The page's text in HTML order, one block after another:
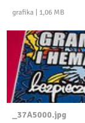
grafika 1,06 MB
_37A5000.jpg